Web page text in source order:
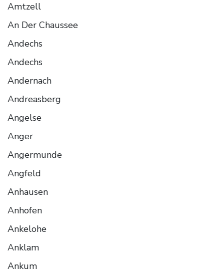
Amtzell
An Der Chaussee
Andechs
Andechs
Andernach
Andreasberg
Angelse
Anger
Angermunde
Angfeld
Anhausen
Anhofen
Ankelohe
Anklam
Ankum